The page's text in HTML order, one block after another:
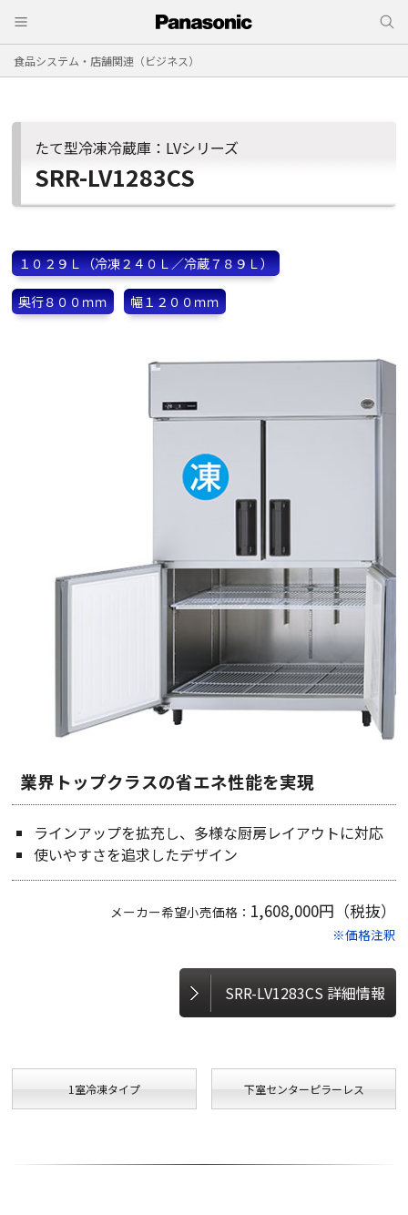
食品システム・店舗関連（ビジネス）
たて型冷凍冷蔵庫：LVシリーズ
SRR-LV1283CS
１０２９Ｌ（冷凍２４０Ｌ／冷蔵７８９Ｌ）
奥行８００ｍｍ 幅１２００ｍｍ
業界トップクラスの省エネ性能を実現
ラインアップを拡充し、多様な厨房レイアウトに対応
使いやすさを追求したデザイン
メーカー希望小売価格： 1,608,000円（税抜）
※価格注釈
SRR-LV1283CS 詳細情報
1室冷凍タイプ 下室センターピラーレス